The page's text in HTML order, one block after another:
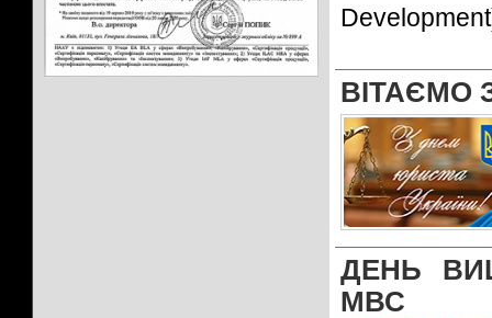
ВІТАЄМО
ДЕНЬ
МВС